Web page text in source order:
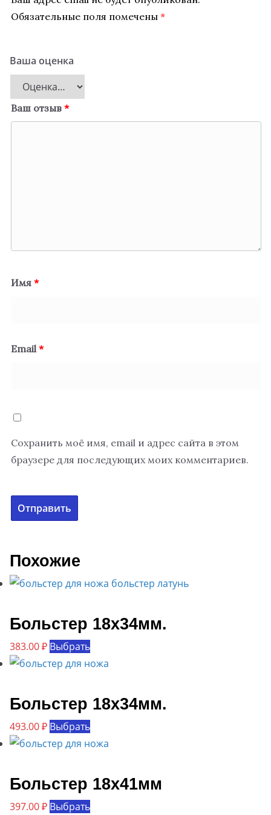
Обязательные поля помечены *
Ваша оценка
Ваш отзыв *
Имя *
Email*
Сохранить моё имя, email и адрес сайта в этом
браузере для последующих моих комментариев.
Похожие
Больстер 18х34мм.
383.00₽ ВыбратьЭтот
товар
несколько
вариаций.
Опции
можно
на
странице
Больстер 18х34мм.
493.00₽ ВыбратьЭтот
товар
несколько
вариаций.
Опции
Больстер 18х41мм
397.00₽ ВыбратьЭтот